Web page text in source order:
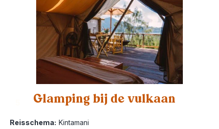
Glamping bij de vulkaan
Reisschema: Kintamani